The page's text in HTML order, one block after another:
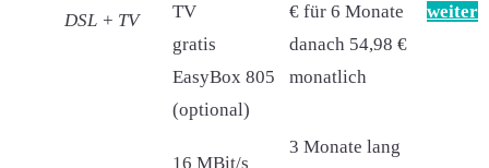
DSL + TV
TV
gratis
EasyBox 805
(optional)
€ für 6 Monate
danach 54,98 €
monatlich
weiter
16 MBit/s
3 Monate lang